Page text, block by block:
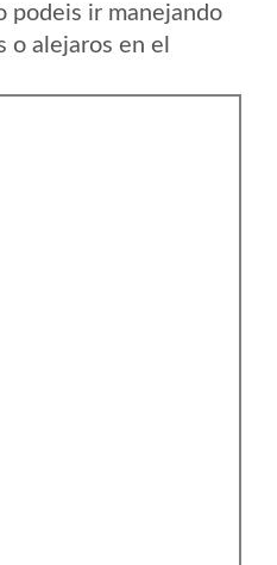
podeis ir manejando
o alejaros en el